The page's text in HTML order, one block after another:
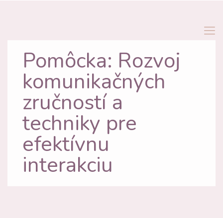
Pomôcka: Rozvoj
komunikačných
zručností a
techniky pre
efektívnu
interakciu